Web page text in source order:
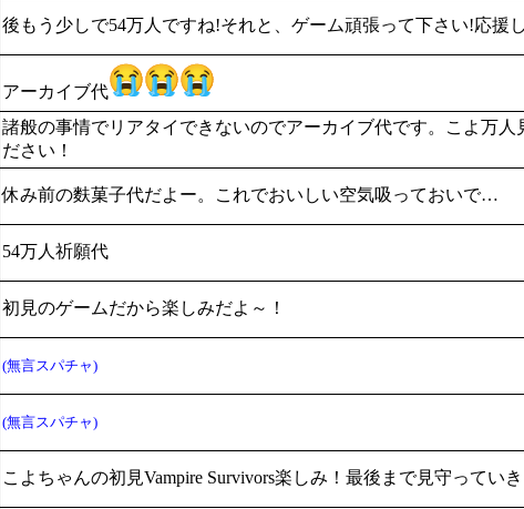
後もう少しで54万人ですね!それと、ゲーム頑張って下さい!応援
アーカイブ代
諸般の事情でリアタイできないのでアーカイブ代です。こよ万
ださい！
休み前の麩菓子代だよー。これでおいしい空気吸っておいで…
54万人祈願代
初見のゲームだから楽しみだよ～！
(無言スパチャ)
(無言スパチャ)
こよちゃんの初見Vampire Survivors楽しみ！最後まで見守ってい